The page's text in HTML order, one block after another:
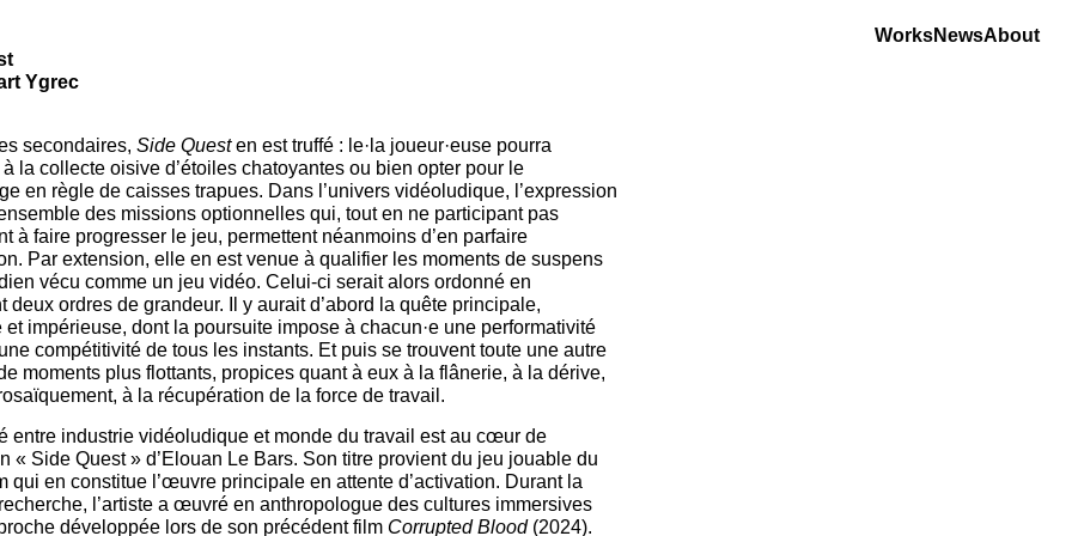
WorksNewsAbout
Ygrec
secondaires,Side Questen est truffé : le·la joueur·euse pourra
à la collecte oisive d’étoiles chatoyantes ou bien opter pour le
en règle de caisses trapues. Dans l’univers vidéoludique, l’expression
des missions optionnelles qui, tout en ne participant pas
à faire progresser le jeu, permettent néanmoins d’en parfaire
Par extension, elle en est venue à qualifier les moments de suspens
vécu comme un jeu vidéo. Celui-ci serait alors ordonné en
deux ordres de grandeur. Il y aurait d’abord la quête principale,
et impérieuse, dont la poursuite impose à chacun·e une performativité
compétitivité de tous les instants. Et puis se trouvent toute une autre
moments plus flottants, propices quant à eux à la flânerie, à la dérive,
à la récupération de la force de travail.
entre industrie vidéoludique et monde du travail est au cœur de
« Side Quest » d’Elouan Le Bars. Son titre provient du jeu jouable du
qui en constitue l’œuvre principale en attente d’activation. Durant la
l’artiste a œuvré en anthropologue des cultures immersives
développée lors de son précédent film Corrupted Blood(2024).